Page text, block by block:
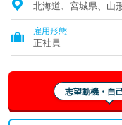
北海道、宮城県、山
雇用形態
正社員
志望動機・自